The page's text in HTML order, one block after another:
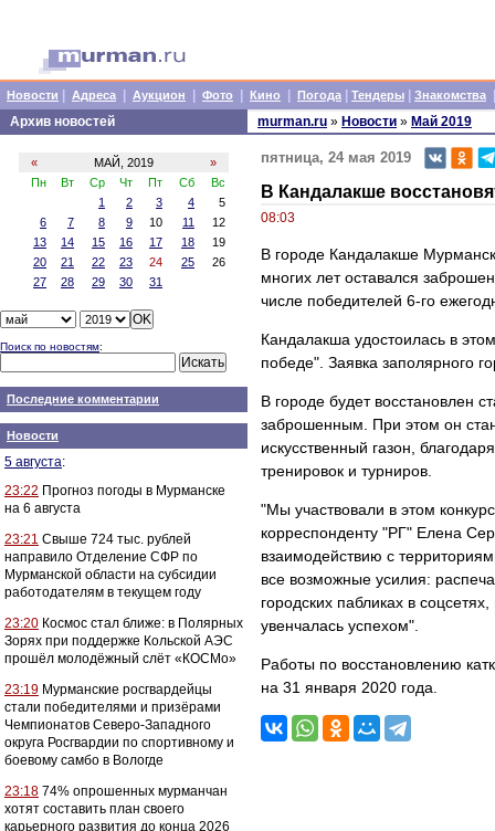
Новости Адреса Аукцион Фото Кино Погода Тендеры Знакомства
Архив новостей
« МАЙ, 2019
»
Пн
Вт Ср Чт Пт Сб
Вс
1
2 3 4
5
6
7 8 9 10 11
12
13
14 15 16 17 18
19
20
21 22 23 24 25
26
27
28 29 30 31
Поиск по новостям:
Последние комментарии
Новости
5 августа:
23:22 Прогноз погоды в Мурманске
на 6 августа
23:21 Свыше 724 тыс. рублей
направило Отделение СФР по
Мурманской области на субсидии
работодателям в текущем году
23:20 Космос стал ближе: в Полярных
Зорях при поддержке Кольской АЭС
прошёл молодёжный слёт «КОСМо»
23:19 Мурманские росгвардейцы
стали победителями и призёрами
Чемпионатов Северо-Западного
округа Росгвардии по спортивному и
боевому самбо в Вологде
23:18 74% опрошенных мурманчан
хотят составить план своего
карьерного развития до конца 2026
murman.ru » Новости » Май 2019
пятница, 24 мая 2019
В Кандалакше
08:03
В городе Кандалакше
многих лет оставался
числе победителей 6-го
Кандалакша удостоилась в
победе". Заявка заполярного
В городе будет восстановлен
заброшенным. При этом он
искусственный газон,
тренировок и турниров.
"Мы участвовали в этом
корреспонденту "РГ" Елена
взаимодействию с
все возможные усилия:
городских пабликах в
увенчалась успехом".
Работы по восстановлению
на 31 января 2020 года.